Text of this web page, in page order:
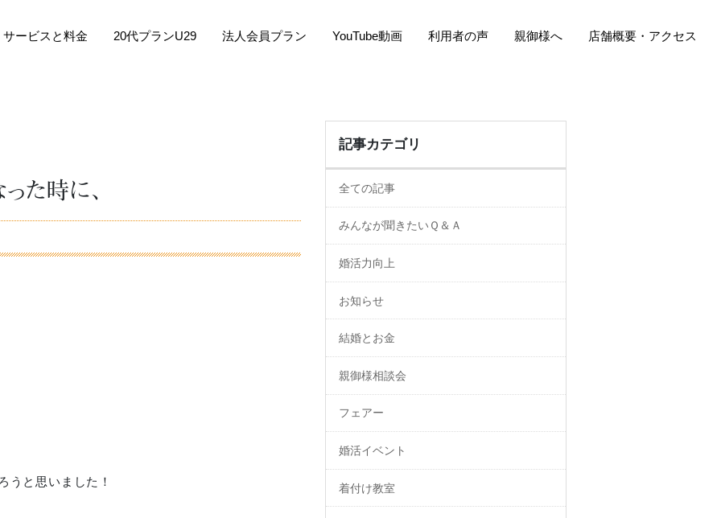
サービスと料金 20代プランU29 法人会員プラン YouTube動画 利用者の声 親御様へ 店舗概要・アクセス
た時に、
うと思いました！
記事カテゴリ
全ての記事
みんなが聞きたいＱ＆Ａ
婚活力向上
お知らせ
結婚とお金
親御様相談会
フェアー
婚活イベント
着付け教室